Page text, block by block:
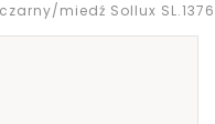
miedź Sollux SL.1376